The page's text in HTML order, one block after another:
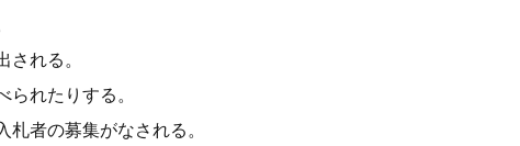
される。
れたりする。
者の募集がなされる。